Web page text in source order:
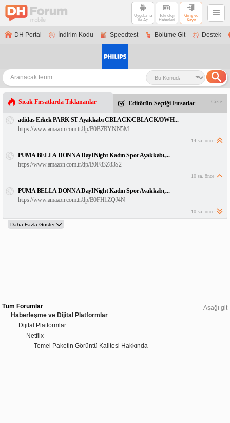
Uygulama
ile Aç
Teknoloji
Haberleri
Giriş ve
Kayıt
DH Portal İndirim Kodu Speedtest Bölüme Git Destek
Sıcak Fırsatlarda Tıklananlar Editörün Seçtiği Fırsatlar Gizle
adidas Erkek PARK ST Ayakkabı CBLACK/CBLACK/OWH...
https://www.amazon.com.tr/dp/B0BZRYNN5M
14 sa. önce
PUMA BELLA DONNA DayINight Kadın Spor Ayakkabı,...
https://www.amazon.com.tr/dp/B0F83Z83S2
10 sa. önce
PUMA BELLA DONNA DayINight Kadın Spor Ayakkabı,...
https://www.amazon.com.tr/dp/B0FH1ZQJ4N
10 sa. önce
Aşağı git
Tüm Forumlar
Haberleşme ve Dijital Platformlar
Dijital Platformlar
Netflix
Temel Paketin Görüntü Kalitesi Hakkında